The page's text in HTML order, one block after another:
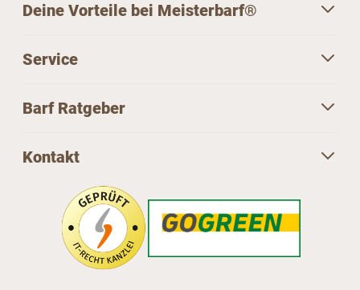
Deine Vorteile bei Meisterbarf®
Service
Barf Ratgeber
Kontakt